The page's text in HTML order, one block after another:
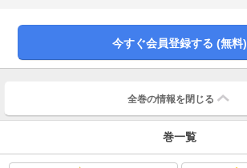
今すぐ会員登録する (無料)
全巻の情報を 閉じる
巻一覧